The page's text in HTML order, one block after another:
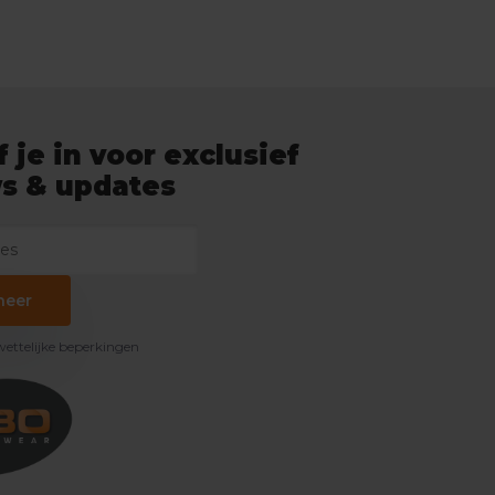
je in voor exclusief
& updates
beperkingen